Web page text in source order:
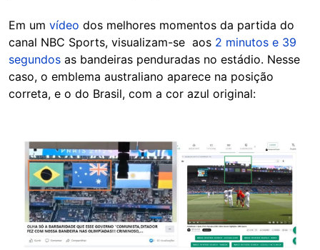
Em um vídeo dos melhores momentos da partida do
canal NBC Sports, visualizam-se aos 2 minutos e 39
segundos as bandeiras penduradas no estádio. Nesse
caso, o emblema australiano aparece na posição
correta, e o do Brasil, com a cor azul original:
Image